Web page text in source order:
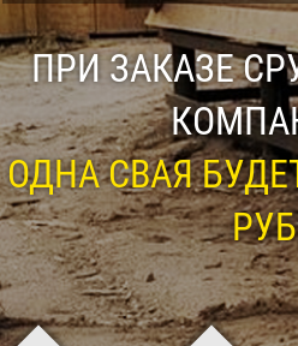
ПРИ ЗАКАЗЕ
ОДНА СВАЯ